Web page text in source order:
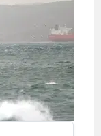
Kırşehir
Kocaeli
Konya